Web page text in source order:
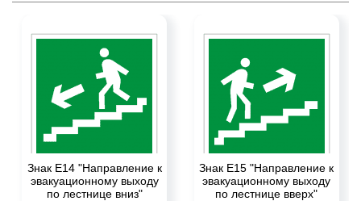
Знак Е14 "Направление к
эвакуационному выходу
по лестнице вниз"
Знак Е15 "Направление к
эвакуационному выходу
по лестнице вверх"